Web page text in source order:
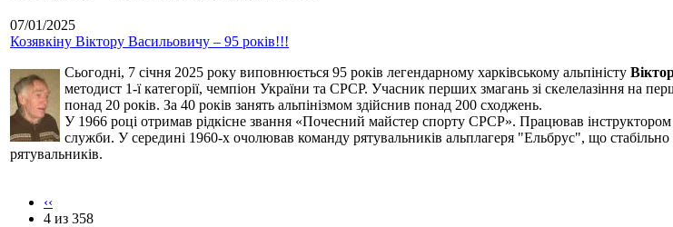
07/01/2025
Козявкіну Віктору Васильовичу – 95 років!!!
Сьогодні, 7 січня 2025 року виповнюється 95 років легендарному харківському альпіністу
методист 1-ї категорії, чемпіон України та СРСР. Учасник перших змагань зі скелелазіння на
понад 20 років. За 40 років занять альпінізмом здійснив понад 200 сходжень.
У 1966 році отримав рідкісне звання «Почесний майстер спорту СРСР». Працював інструктором
служби. У середині 1960-х очолював команду рятувальників альплагеря "Ельбрус", що
рятувальників.
‹‹
4 из 358